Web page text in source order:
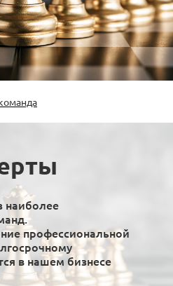
наиболее
профессиональной
в нашем бизнесе